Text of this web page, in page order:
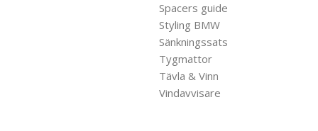
Spacers guide
Styling BMW
Sänkningssats
Tygmattor
Tävla & Vinn
Vindavvisare